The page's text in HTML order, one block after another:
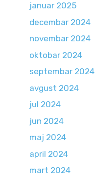
januar 2025
decembar 2024
novembar 2024
oktobar 2024
septembar 2024
avgust 2024
jul 2024
jun 2024
maj 2024
april 2024
mart 2024